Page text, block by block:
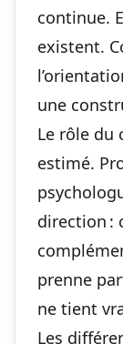
continue.
existent.
une
Le rôle du
estimé.
direction :
prenne
ne tient
Les